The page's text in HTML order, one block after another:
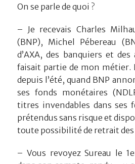
On se parle de quoi ?
– Je recevais Charles
(BNP), Michel Pébereau
d’AXA, des banquiers et des
faisait partie de mon métier.
depuis l’été, quand BNP
ses fonds monétaires
titres invendables dans ses
prétendus sans risque et
toute possibilité de retrait
– Vous revoyez Sureau le